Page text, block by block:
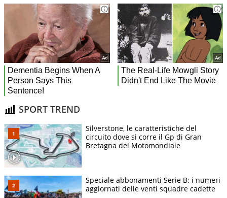
SPORT TREND
Silverstone, le caratteristiche del
circuito dove si corre il Gp di Gran
Bretagna del Motomondiale
Speciale abbonamenti Serie B: i numeri
aggiornati delle venti squadre cadette